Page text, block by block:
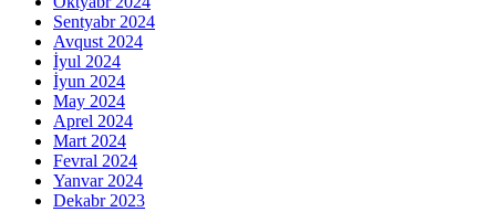
Sentyabr 2024
Avqust 2024
İyul 2024
İyun 2024
May 2024
Aprel 2024
Mart 2024
Fevral 2024
Yanvar 2024
Dekabr 2023